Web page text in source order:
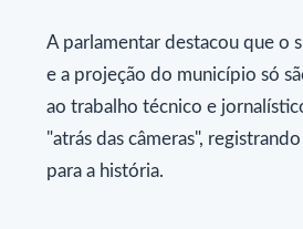
A parlamentar destacou que o
e a projeção do município só
ao trabalho técnico e
"atrás das câmeras",
para a história.